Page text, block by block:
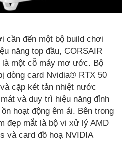
cần đến một bộ build chơi
năng top đầu, CORSAIR
là một cỗ máy mơ ước. Bộ
dòng card Nvidia® RTX 50
cặp két tản nhiệt nước
và duy trì hiệu năng đỉnh
hoạt động êm ái. Bên trong
đẹp mắt là bộ vi xử lý AMD
và card đồ hoạ NVIDIA